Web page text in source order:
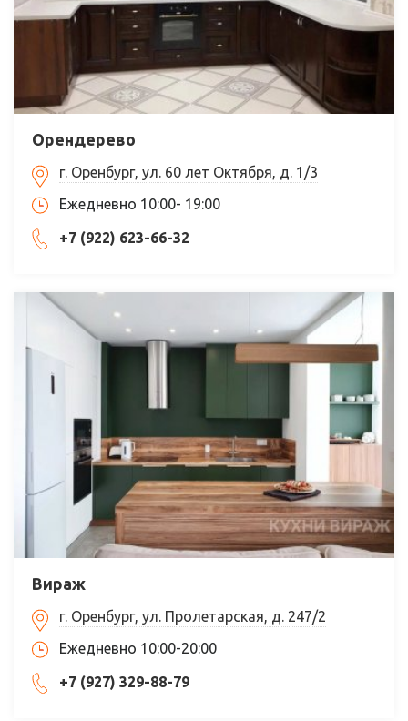
Орендерево
г. Оренбург, ул. 60 лет Октября, д. 1/3
Ежедневно 10:00- 19:00
+7 (922) 623-66-32
Вираж
г. Оренбург, ул. Пролетарская, д. 247/2
Ежедневно 10:00-20:00
+7 (927) 329-88-79